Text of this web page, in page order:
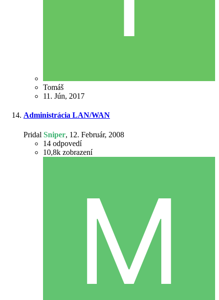
Tomáš
11. Jún, 2017
Administrácia LAN/WAN
Pridal Sniper, 12. Február, 2008
14 odpovedí
10,8k zobrazení